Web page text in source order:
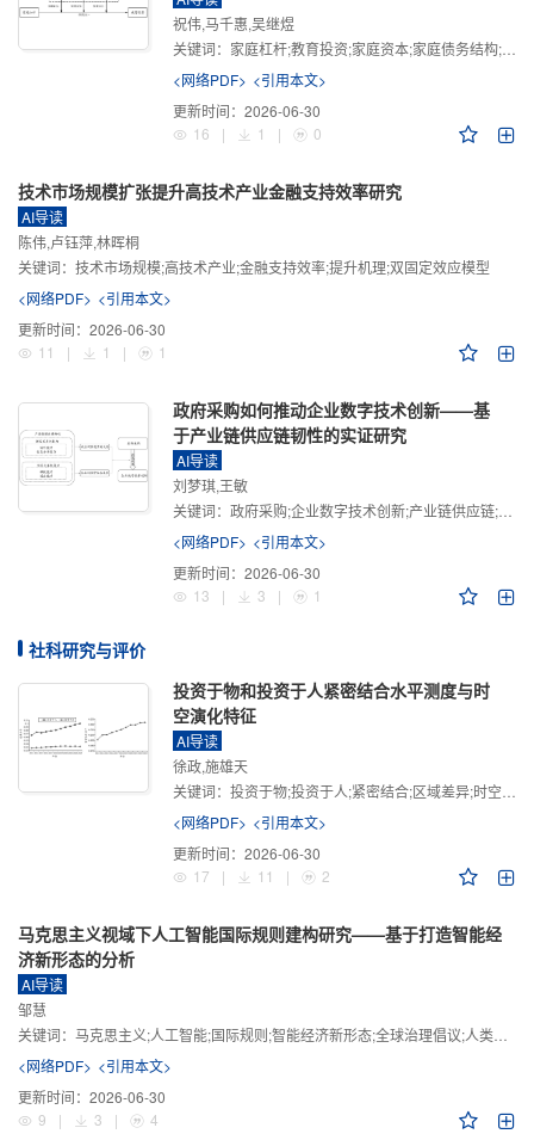
祝伟,马千惠,吴继煜
关键词： 家庭杠杆;教育投资;家庭资本;家庭债务结构;CHFS
<网络PDF> <引用本文>
更新时间： 2026-06-30
16
| 1 | 0
技术市场规模扩张提升高技术产业金融支持效率研究
AI导读
陈伟,卢钰萍,林晖桐
关键词： 技术市场规模;高技术产业;金融支持效率;提升机理;双固定效应模型
<网络PDF> <引用本文>
更新时间： 2026-06-30
11
| 1 | 1
政府采购如何推动企业数字技术创新——基
于产业链供应链韧性的实证研究
AI导读
刘梦琪,王敏
关键词： 政府采购;企业数字技术创新;产业链供应链;产业链供应链韧性;需求侧财政政策
<网络PDF> <引用本文>
更新时间： 2026-06-30
13
| 3 | 1
社科研究与评价
投资于物和投资于人紧密结合水平测度与时
空演化特征
AI导读
徐政,施雄天
关键词： 投资于物;投资于人;紧密结合;区域差异;时空演化
<网络PDF> <引用本文>
更新时间： 2026-06-30
17
| 11 | 2
马克思主义视域下人工智能国际规则建构研究——基于打造智能经
济新形态的分析
AI导读
邹慧
关键词： 马克思主义;人工智能;国际规则;智能经济新形态;全球治理倡议;人类命运共同体
<网络PDF> <引用本文>
更新时间： 2026-06-30
9
| 3 | 4